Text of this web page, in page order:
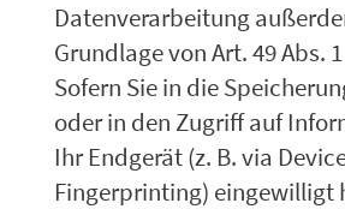
Datenverarbeitung
Grundlage von Art. 49 Abs.
Sofern Sie in die
oder in den Zugriff auf
Ihr Endgerät (z. B. via
Fingerprinting) eingewilligt